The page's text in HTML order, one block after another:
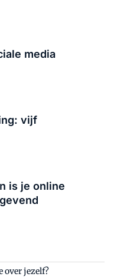
media
vijf
is je online
over jezelf?